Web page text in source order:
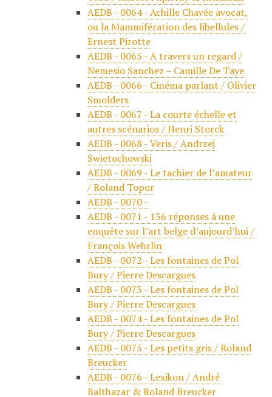
AEDB - 0064 - Achille Chavée avocat,
ou la Mammifération des libellules /
Ernest Pirotte
AEDB - 0065 - A travers un regard /
Nemesio Sanchez – Camille De Taye
AEDB - 0066 - Cinéma parlant / Olivier
Smolders
AEDB - 0067 - La courte échelle et
autres scénarios / Henri Storck
AEDB - 0068 - Veris / Andrzej
Swietochowski
AEDB - 0069 - Le tachier de l’amateur
/ Roland Topor
AEDB - 0070 -
AEDB - 0071 - 136 réponses à une
enquête sur l’art belge d’aujourd’hui /
François Wehrlin
AEDB - 0072 - Les fontaines de Pol
Bury / Pierre Descargues
AEDB - 0073 - Les fontaines de Pol
Bury / Pierre Descargues
AEDB - 0074 - Les fontaines de Pol
Bury / Pierre Descargues
AEDB - 0075 - Les petits gris / Roland
Breucker
AEDB - 0076 - Lexikon / André
Balthazar & Roland Breucker